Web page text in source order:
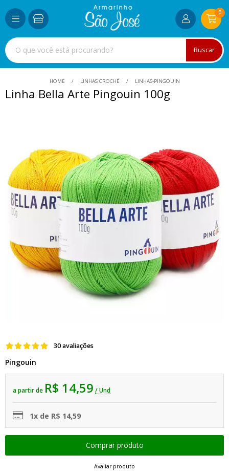
Buscar
0
HOME LINHAS CROCHÊ LINHAS-PINGOUIN
Linha Bella Arte Pingouin 100g
30 avaliações
Pingouin
a partir de R$ 14,59 / Und
1x de R$ 14,59
Avaliar produto